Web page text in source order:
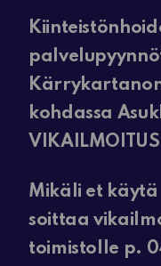
kohdassa
VIKAILMOITUS
Mikäli et käytä
soittaa
toimistolle p.